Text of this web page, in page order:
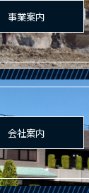
事業案内
会社案内